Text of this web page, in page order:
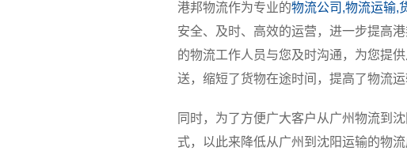
港邦物流作为专业的物流公司,物流运输,
安全、及时、高效的运营，进一步提高
的物流工作人员与您及时沟通，为您提
送，缩短了货物在途时间，提高了物流运
同时，为了方便广大客户从广州物流到
式，以此来降低从广州到沈阳运输的物